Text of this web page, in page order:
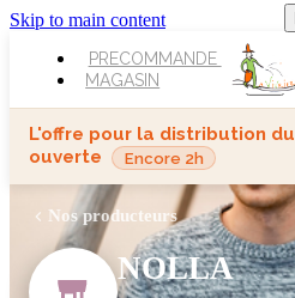
Skip to main content
PRECOMMANDE
MAGASIN
L'offre pour la distribution du
ouverte
Encore 2h
Nos producteurs
NOLLA